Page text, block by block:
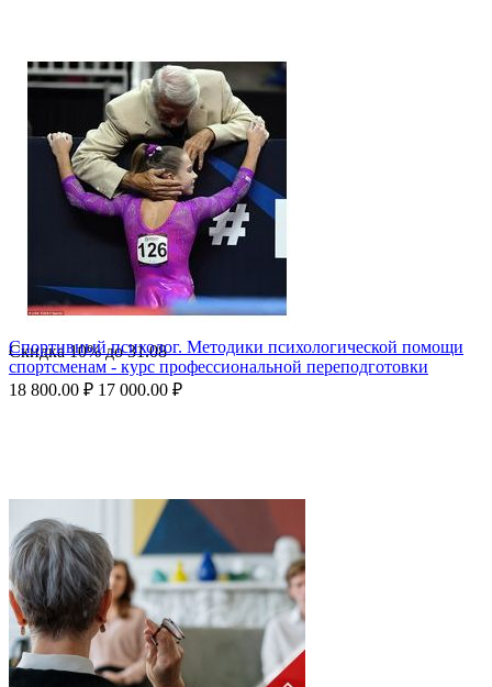
Скидка10%до31.08
Спортивный психолог. Методики психологической помощи
спортсменам - курс профессиональной переподготовки
18 800.00 ₽ 17 000.00 ₽